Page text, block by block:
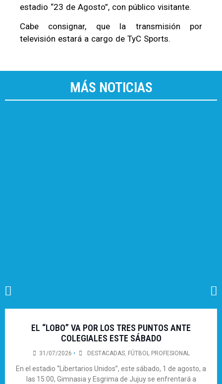
estadio “23 de Agosto”, con público visitante.
Cabe consignar, que la transmisión por
televisión estará a cargo de TyC Sports.
MÁS NOTICIAS
EL “LOBO” VA POR LOS TRES PUNTOS ANTE
COLEGIALES ESTE SÁBADO
31/07/2026 • DESTACADAS, FÚTBOL PROFESIONAL
En el estadio “Libertarios Unidos”, este sábado, 1 de agosto, a
las 15:00, Gimnasia y Esgrima de Jujuy se enfrentará a